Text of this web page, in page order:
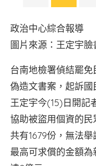
政治中心綜合報導
圖片來源
台南地檢署偵結罷
偽造文書案，起訴國
王定宇今(15)日開記
協助被盜用個資的民
共有1679份，無法
最高可求償的金額